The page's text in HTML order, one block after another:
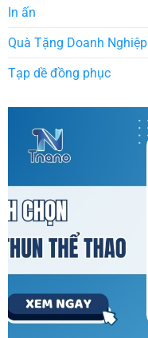
In ấn
Quà Tặng Doanh Nghiệp
Tạp dề đồng phục